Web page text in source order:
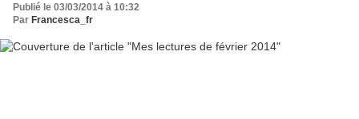
Publié le 03/03/2014 à 10:32
Par Francesca_fr